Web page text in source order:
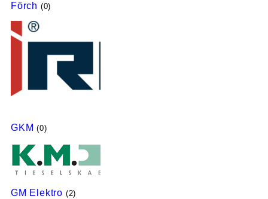
Förch (0)
GKM(0)
GM Elektro (2)